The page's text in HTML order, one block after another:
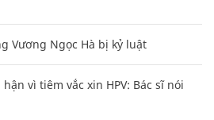
Vương Ngọc Hà bị kỷ luật
vì tiêm vắc xin HPV: Bác sĩ nói